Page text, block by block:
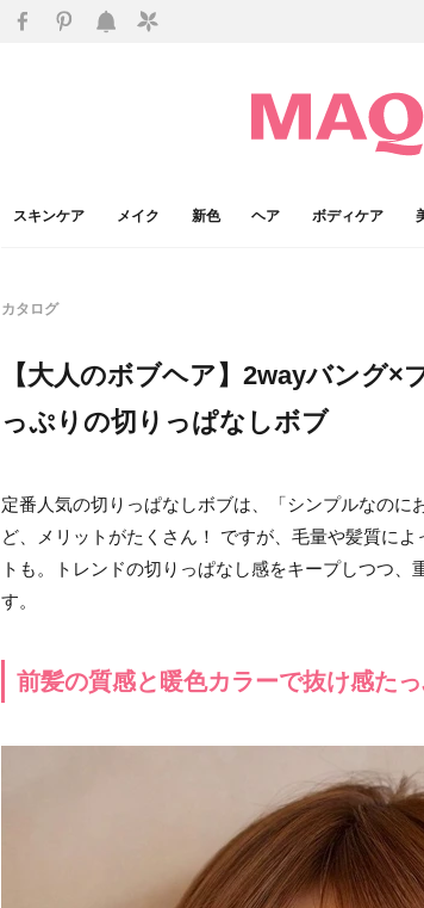
スキンケア メイク 新色 ヘア ボディケア
カタログ
【大人のボブヘア】2wayバング×
っぷりの切りっぱなしボブ
定番人気の切りっぱなしボブは、「シンプルなのに
ど、メリットがたくさん！ ですが、毛量や髪質に
トも。トレンドの切りっぱなし感をキープしつつ、
す。
前髪の質感と暖色カラーで抜け感た